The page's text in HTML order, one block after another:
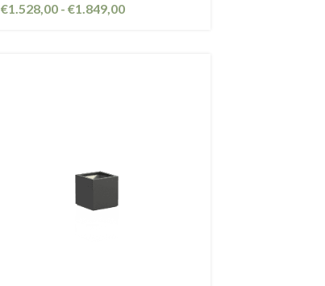
€1.528,00 - €1.849,00